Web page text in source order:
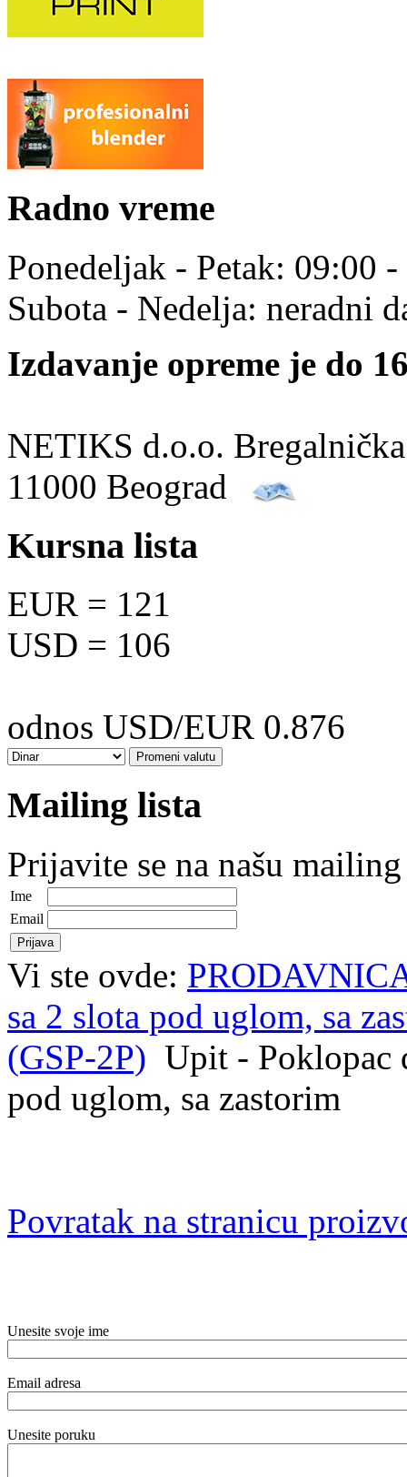
Radno vreme
Ponedeljak - Petak: 09:00
Subota - Nedelja: neradni
Izdavanje opreme je do
NETIKS d.o.o.
11000 Beograd
Kursna lista
EUR = 121
USD = 106
odnos USD/EUR 0.876
Mailing lista
Prijavite se na našu
Ime
Email
Vi ste ovde:
sa 2 slota pod uglom, sa
(GSP-2P) Upit - Poklopac
pod uglom, sa zastorim
Povratak na stranicu
Unesite svoje ime
Email adresa
Unesite poruku